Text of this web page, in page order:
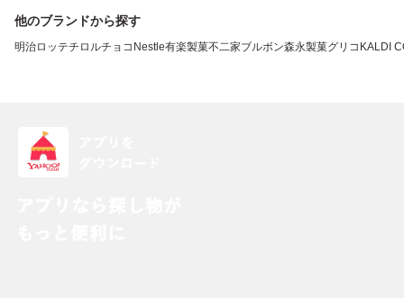
他のブランドから探す
明治ロッテチロルチョコ Nestle有楽製菓不二家ブルボン森永製菓グリコ KALDI